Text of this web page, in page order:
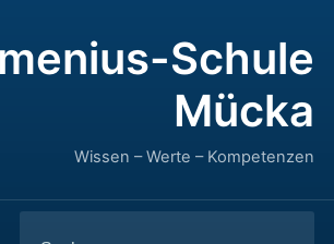
Schule
Mücka
Wissen – Werte – Kompetenzen